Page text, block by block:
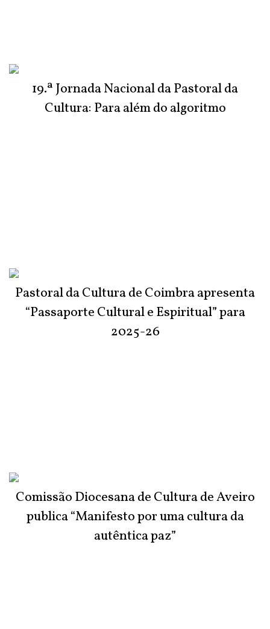
19.ª Jornada Nacional da Pastoral da
Cultura: Para além do algoritmo
Pastoral da Cultura de Coimbra apresenta
“Passaporte Cultural e Espiritual” para
2025-26
Comissão Diocesana de Cultura de Aveiro
publica “Manifesto por uma cultura da
autêntica paz”